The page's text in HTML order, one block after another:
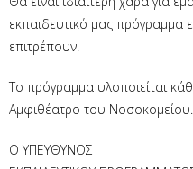
εκπαιδευτικό μας πρόγραμμα
επιτρέπουν.
Το πρόγραμμα υλοποιείται
Αμφιθέατρο του Νοσοκομείου.
Ο ΥΠΕΥΘΥΝΟΣ